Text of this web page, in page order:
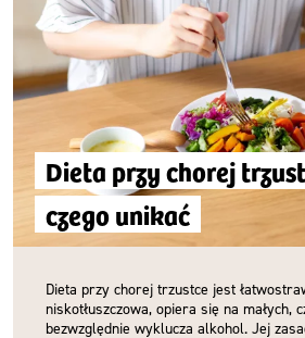
Dieta przy chorej
czego unikać
Dieta przy chorej trzustce jest
niskotłuszczowa, opiera się na małych,
bezwzględnie wyklucza alkohol. Jej